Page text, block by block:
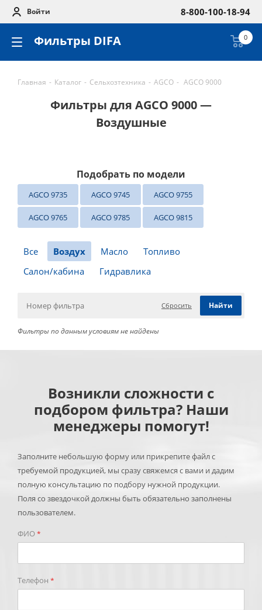
Войти 8-800-100-18-94
Фильтры DIFA 0
Главная - Каталог - Сельхозтехника - AGCO - AGCO 9000
Фильтры для AGCO 9000 —
Воздушные
Подобрать по модели
AGCO 9735 AGCO 9745 AGCO 9755
AGCO 9765 AGCO 9785 AGCO 9815
Все Воздух Масло
Топливо
Салон/кабина
Гидравлика
Сбросить
Фильтры по данным условиям не найдены
Возникли сложности с
подбором фильтра? Наши
менеджеры помогут!
Заполните небольшую форму или прикрепите файл с
требуемой продукцией, мы сразу свяжемся с вами и дадим
полную консультацию по подбору нужной продукции.
Поля со звездочкой должны быть обязательно заполнены
пользователем.
ФИО*
Телефон *